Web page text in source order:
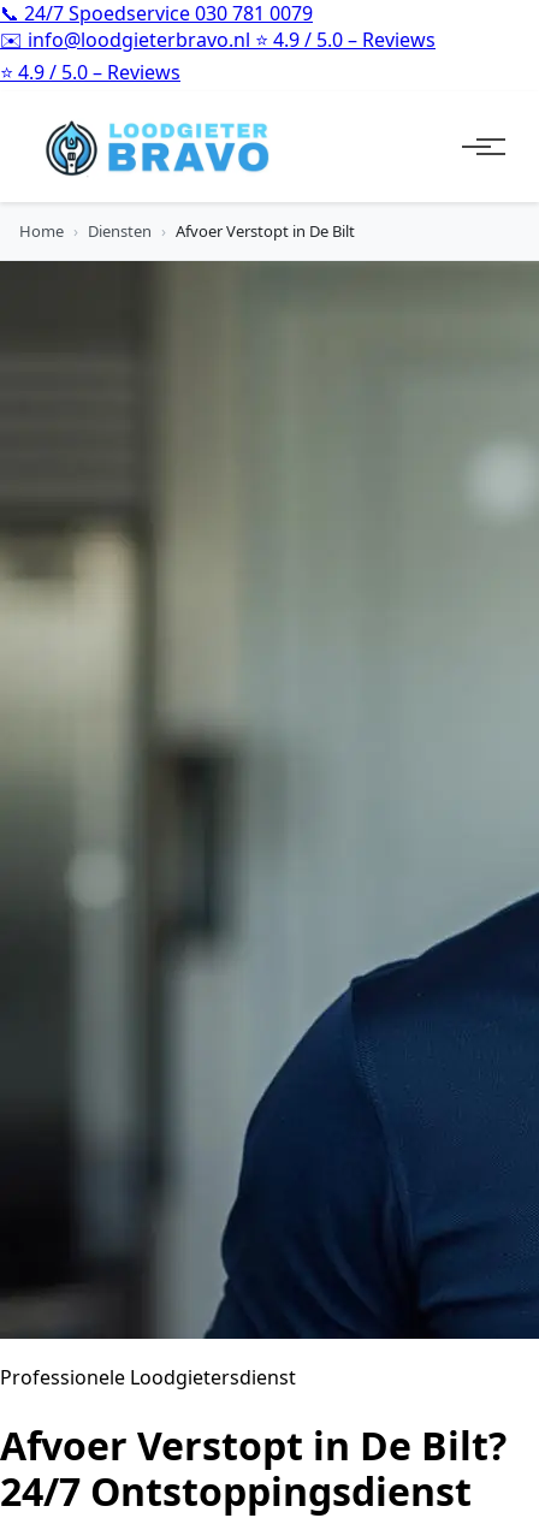
📞 24/7 Spoedservice030 781 0079
✉️ info@loodgieterbravo.nl ⭐ 4.9 / 5.0 – Reviews
⭐ 4.9 / 5.0 – Reviews
Home › Diensten › Afvoer Verstopt in De Bilt
Professionele Loodgietersdienst
Afvoer Verstopt in De Bilt?
24/7 Ontstoppingsdienst